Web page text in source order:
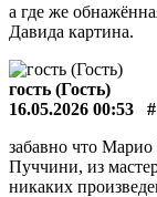
а где же
Давида картина.
гость (Гость)
16.05.2026 00:53
забавно что
Пуччини, из
никаких